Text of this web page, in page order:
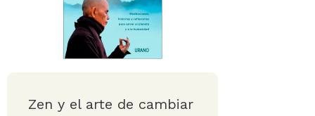
Zen y el arte de cambiar